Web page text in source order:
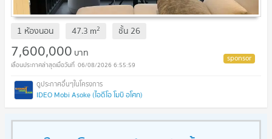
1 ห้องนอน 47.3 m2 ชั้น 26
7,600,000 บาท
06/08/2026 6:55:59
IDEO Mobi Asoke (ไอดีโอ โมบิ อโศก)